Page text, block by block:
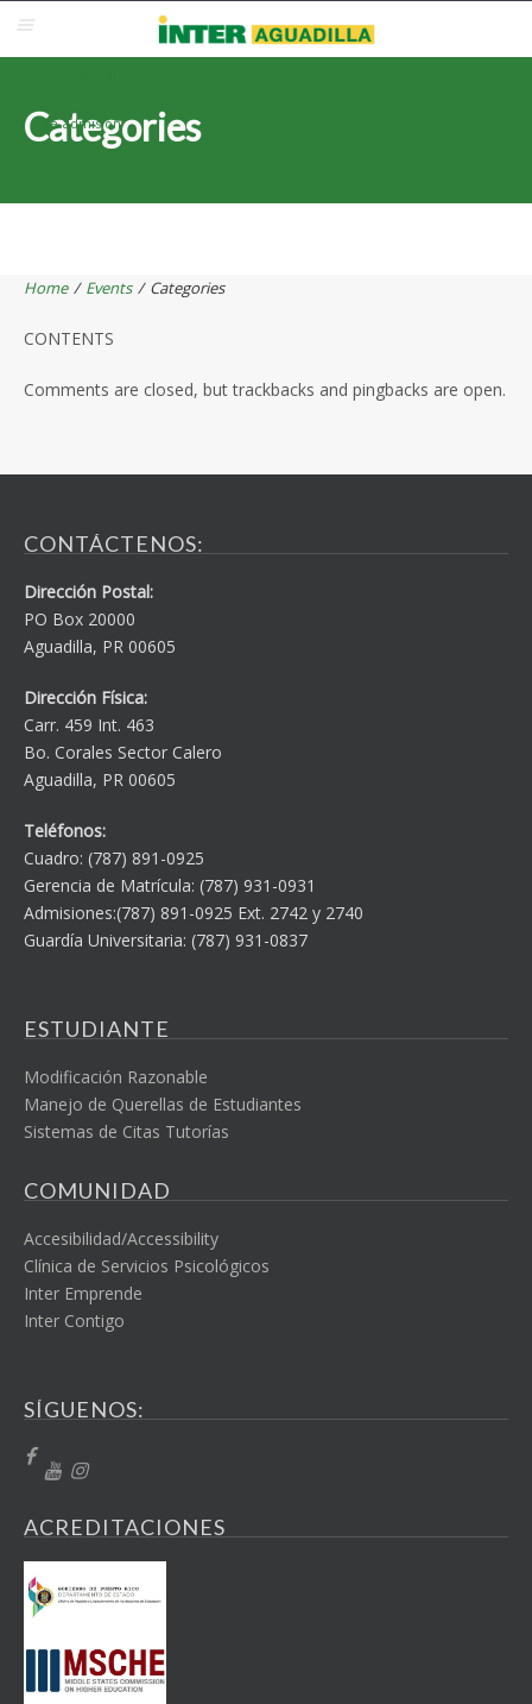
Correo Electrónico
Re-admisión
Categories
Home / Events / Categories
CONTENTS
Comments are closed, but trackbacks and pingbacks are open.
CONTÁCTENOS:
Dirección Postal:
PO Box 20000
Aguadilla, PR 00605
Dirección Física:
Carr. 459 Int. 463
Bo. Corales Sector Calero
Aguadilla, PR 00605
Teléfonos:
Cuadro: (787) 891-0925
Gerencia de Matrícula: (787) 931-0931
Admisiones:(787) 891-0925 Ext. 2742 y 2740
Guardía Universitaria: (787) 931-0837
ESTUDIANTE
Modificación Razonable
Manejo de Querellas de Estudiantes
Sistemas de Citas Tutorías
COMUNIDAD
Accesibilidad/Accessibility
Clínica de Servicios Psicológicos
Inter Emprende
Inter Contigo
SÍGUENOS:
ACREDITACIONES